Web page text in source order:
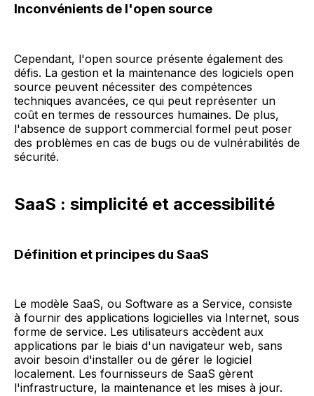
Inconvénients de l'open source
Cependant, l'open source présente également des
défis. La gestion et la maintenance des logiciels open
source peuvent nécessiter des compétences
techniques avancées, ce qui peut représenter un
coût en termes de ressources humaines. De plus,
l'absence de support commercial formel peut poser
des problèmes en cas de bugs ou de vulnérabilités de
sécurité.
SaaS : simplicité et accessibilité
Définition et principes du SaaS
Le modèle SaaS, ou Software as a Service, consiste
à fournir des applications logicielles via Internet, sous
forme de service. Les utilisateurs accèdent aux
applications par le biais d'un navigateur web, sans
avoir besoin d'installer ou de gérer le logiciel
localement. Les fournisseurs de SaaS gèrent
l'infrastructure, la maintenance et les mises à jour.